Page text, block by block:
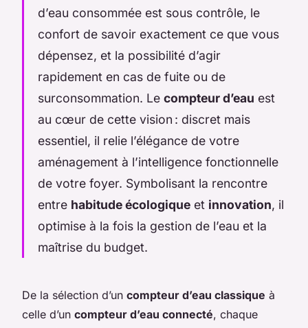
d’eau consommée est sous contrôle, le
confort de savoir exactement ce que vous
dépensez, et la possibilité d’agir
rapidement en cas de fuite ou de
surconsommation. Le compteur d’eau est
au cœur de cette vision : discret mais
essentiel, il relie l’élégance de votre
aménagement à l’intelligence fonctionnelle
de votre foyer. Symbolisant la rencontre
entre habitude écologique et innovation, il
optimise à la fois la gestion de l’eau et la
maîtrise du budget.
De la sélection d’un compteur d’eau classique à
celle d’un compteur d’eau connecté, chaque